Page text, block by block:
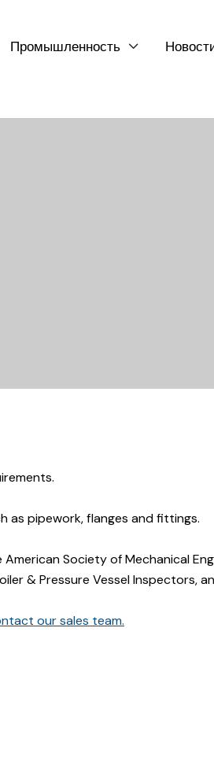
Промышленность 
as pipework, flanges and fittings.
Society of Mechanical
& Pressure Vessel Inspectors,
our sales team.